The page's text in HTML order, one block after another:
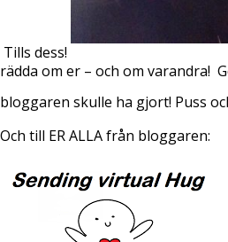
Tills dess!
rädda om er – och om varandra!
bloggaren skulle ha gjort! Puss
Och till ER ALLA från bloggaren: